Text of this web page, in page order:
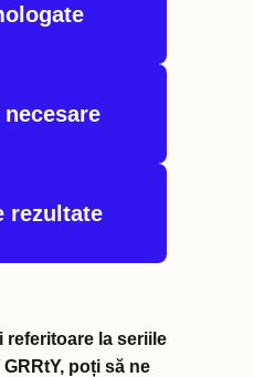
rezultate
referitoare la seriile
poți să ne